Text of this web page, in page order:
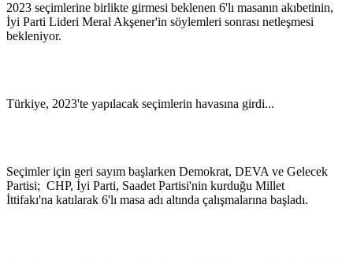
2023 seçimlerine birlikte girmesi beklenen 6'lı masanın akıbetinin,
İyi Parti Lideri Meral Akşener'in söylemleri sonrası netleşmesi
bekleniyor.
Türkiye, 2023'te yapılacak seçimlerin havasına girdi...
Seçimler için geri sayım başlarken Demokrat, DEVA ve Gelecek
Partisi; CHP, İyi Parti, Saadet Partisi'nin kurduğu Millet
İttifakı'na katılarak 6'lı masa adı altında çalışmalarına başladı.